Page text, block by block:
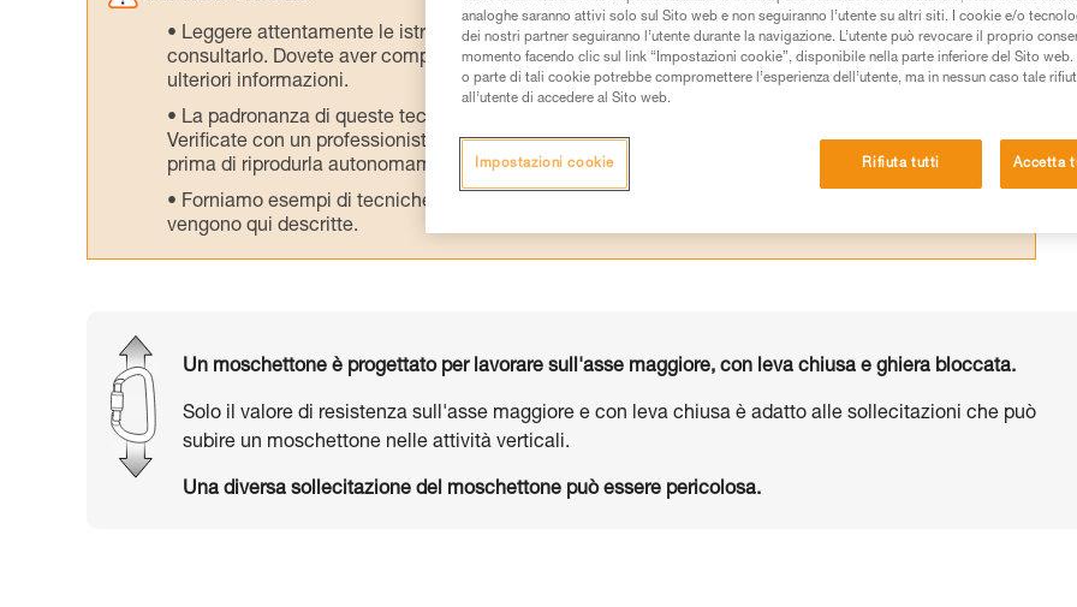
Leggere attentamente le istruzioni tecniche dei prodotti utilizzati in questo consiglio prima di
consultarlo. Dovete aver compreso le informazioni dell’istruzione tecnica per poter capire queste
ulteriori informazioni.
La padronanza di queste tecniche richiede una formazione ed un addestramento specifico.
Verificate con un professionista la vostra capacità di rifare la manovra, da soli, in piena sicurezza,
prima di riprodurla autonomamente.
Forniamo esempi di tecniche relative alla vostra attività. Ne possono esistere altre che non
vengono qui descritte.
Un moschettone è progettato per lavorare sull'asse maggiore, con leva chiusa e ghiera bloccata.
Solo il valore di resistenza sull'asse maggiore e con leva chiusa è adatto alle sollecitazioni che può
subire un moschettone nelle attività verticali.
Una diversa sollecitazione del moschettone può essere pericolosa.
analoghe saranno attivi solo sul Sito web e non seguiranno l’utente su altri siti. I cookie e/o
dei nostri partner seguiranno l’utente durante la navigazione. L’utente può revocare il proprio
momento facendo clic sul link “Impostazioni cookie”, disponibile nella parte inferiore del Sito
o parte di tali cookie potrebbe compromettere l’esperienza dell’utente, ma in nessun caso tale
all’utente di accedere al Sito web.
Rifiuta tutti Accetta
Impostazioni cookie